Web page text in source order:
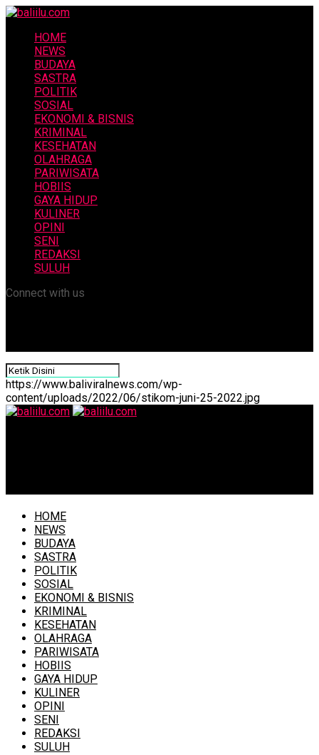
HOME
NEWS
BUDAYA
SASTRA
POLITIK
SOSIAL
EKONOMI & BISNIS
KRIMINAL
KESEHATAN
OLAHRAGA
PARIWISATA
HOBIIS
GAYA HIDUP
KULINER
OPINI
SENI
REDAKSI
SULUH
Connect with us
https://www.baliviralnews.com/wp-
content/uploads/2022/06/stikom-juni-25-2022.jpg
HOME
NEWS
BUDAYA
SASTRA
POLITIK
SOSIAL
EKONOMI & BISNIS
KRIMINAL
KESEHATAN
OLAHRAGA
PARIWISATA
HOBIIS
GAYA HIDUP
KULINER
OPINI
SENI
REDAKSI
SULUH